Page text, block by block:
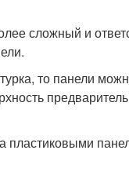
сложный и
то панели